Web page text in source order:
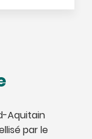
Aquitain
par le